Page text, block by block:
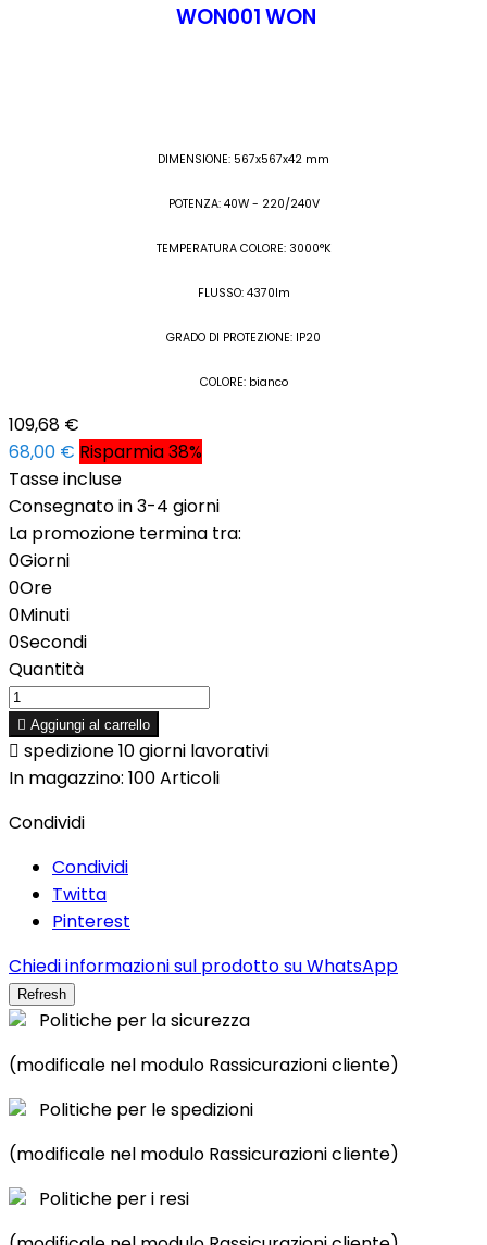
WON001 WON
DIMENSIONE: 567x567x42 mm
POTENZA: 40W - 220/240V
TEMPERATURA COLORE: 3000°K
FLUSSO: 4370lm
GRADO DI PROTEZIONE: IP20
COLORE: bianco
109,68 €
68,00 € Risparmia 38%
Tasse incluse
Consegnato in 3-4 giorni
La promozione termina tra:
0Giorni
0Ore
0Minuti
0Secondi
Quantità
 Aggiungi al carrello
 spedizione 10 giorni lavorativi
In magazzino: 100 Articoli
Condividi
Condividi
Twitta
Pinterest
Chiedi informazioni sul prodotto su WhatsApp
Politiche per la sicurezza
(modificale nel modulo Rassicurazioni cliente)
Politiche per le spedizioni
(modificale nel modulo Rassicurazioni cliente)
Politiche per i resi